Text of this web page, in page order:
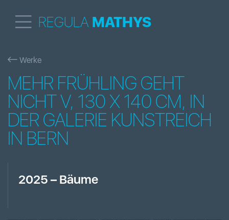
REGULA MATHYS
Werke
MEHR FRÜHLING GEHT
NICHT V, 130 X 140 CM, IN
DER GALERIE KUNSTREICH
IN BERN
2025 – Bäume